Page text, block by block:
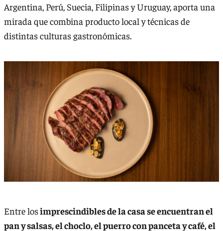
Argentina, Perú, Suecia, Filipinas y Uruguay, aporta una
mirada que combina producto local y técnicas de
distintas culturas gastronómicas.
Entre losimprescindibles de la casa se encuentran el
pan y salsas, el choclo, el puerro con panceta y café, el